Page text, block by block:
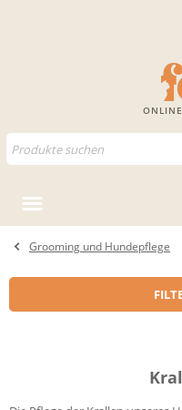
Grooming und Hundepflege